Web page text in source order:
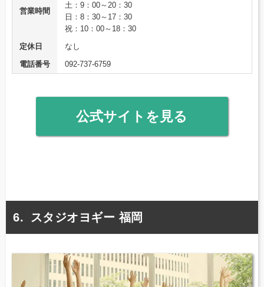
営業時間
土：9：00～20：30
日：8：30～17：30
祝：10：00～18：30
定休日
なし
電話番号
092-737-6759
公式サイトを見る
スタジオヨギー 福岡